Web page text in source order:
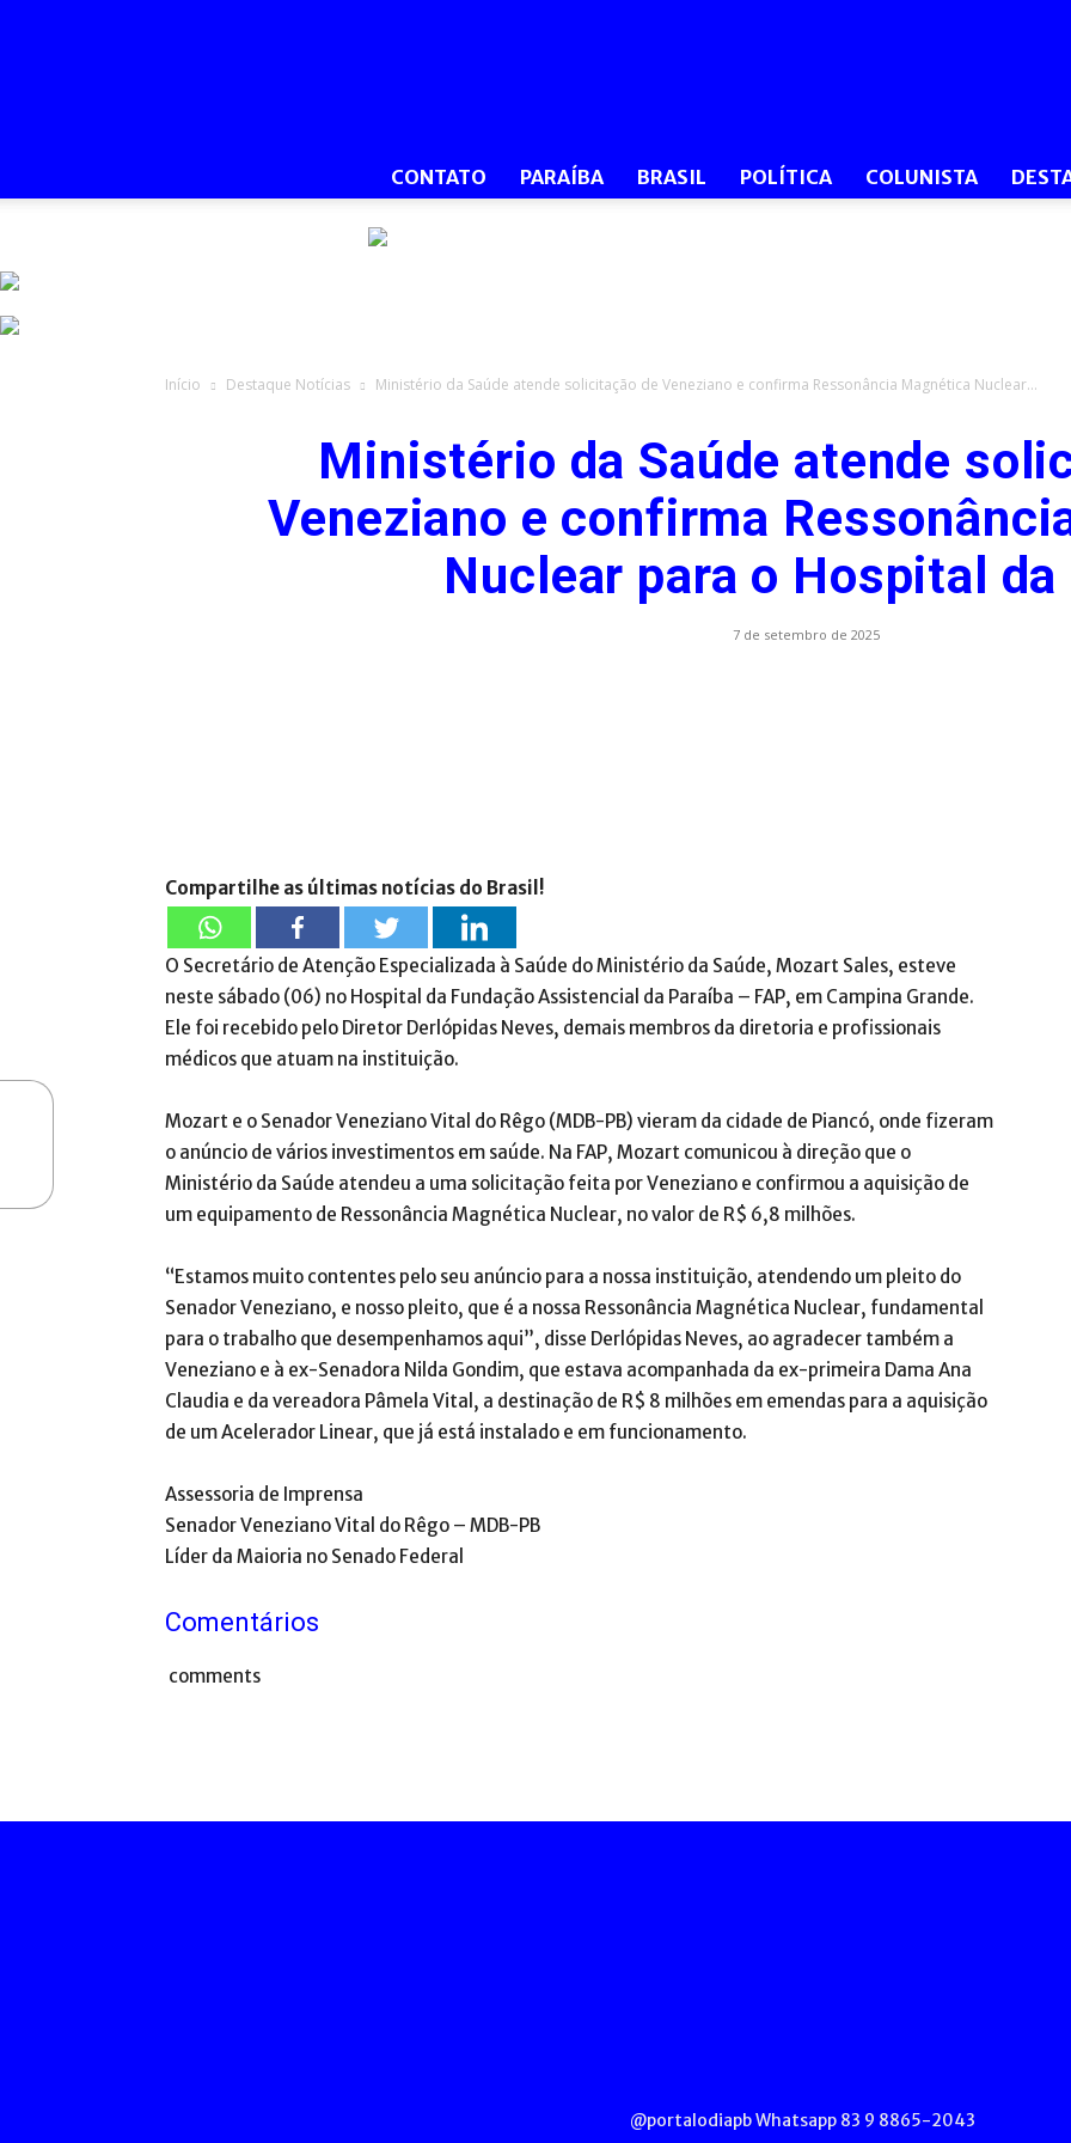
PB
CONTATO PARAÍBA BRASIL POLÍTICA COLUNISTA
Início Destaque Notícias Ministério da Saúde atende solicitação de Veneziano e confirma Ressonância Magnética Nuclear...
Ministério da Saúde atende
Veneziano e confirma
Nuclear para o Hospital da
7 de setembro de 2025
Compartilhe as últimas notícias do Brasil!
O Secretário de Atenção Especializada à Saúde do Ministério da Saúde, Mozart Sales, esteve
neste sábado (06) no Hospital da Fundação Assistencial da Paraíba – FAP, em Campina Grande.
Ele foi recebido pelo Diretor Derlópidas Neves, demais membros da diretoria e profissionais
médicos que atuam na instituição.
Mozart e o Senador Veneziano Vital do Rêgo (MDB-PB) vieram da cidade de Piancó, onde fizeram
o anúncio de vários investimentos em saúde. Na FAP, Mozart comunicou à direção que o
Ministério da Saúde atendeu a uma solicitação feita por Veneziano e confirmou a aquisição de
um equipamento de Ressonância Magnética Nuclear, no valor de R$ 6,8 milhões.
“Estamos muito contentes pelo seu anúncio para a nossa instituição, atendendo um pleito do
Senador Veneziano, e nosso pleito, que é a nossa Ressonância Magnética Nuclear, fundamental
para o trabalho que desempenhamos aqui”, disse Derlópidas Neves, ao agradecer também a
Veneziano e à ex-Senadora Nilda Gondim, que estava acompanhada da ex-primeira Dama Ana
Claudia e da vereadora Pâmela Vital, a destinação de R$ 8 milhões em emendas para a aquisição
de um Acelerador Linear, que já está instalado e em funcionamento.
Assessoria de Imprensa
Senador Veneziano Vital do Rêgo – MDB-PB
Líder da Maioria no Senado Federal
Comentários
comments
@portalodiapb Whatsapp 83 9 8865-2043